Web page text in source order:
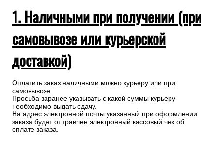
1. Наличными при получении (при
самовывозе или курьерской
доставкой)
Оплатить заказ наличными можно курьеру или при
самовывозе.
Просьба заранее указывать с какой суммы курьеру
необходимо выдать сдачу.
На адрес электронной почты указанный при оформлении
заказа будет отправлен электронный кассовый чек об
оплате заказа.